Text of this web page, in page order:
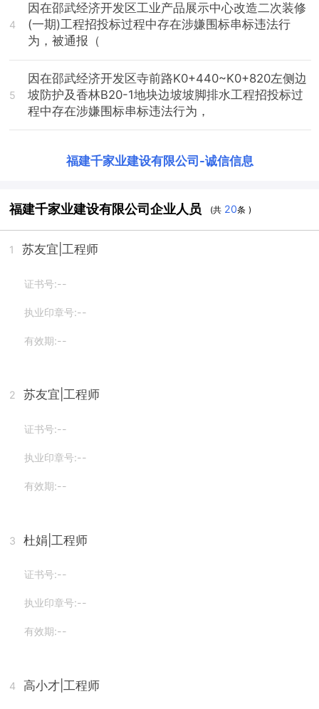
4
因在邵武经济开发区工业产品展示中心改造二次装修
(一期)工程招投标过程中存在涉嫌围标串标违法行
为，被通报（
5
因在邵武经济开发区寺前路K0+440~K0+820左侧边
坡防护及香林B20-1地块边坡坡脚排水工程招投标过
程中存在涉嫌围标串标违法行为，
福建千家业建设有限公司 -诚信信息
福建千家业建设有限公司企业人员 (共 20条 )
1 苏友宜 |工程师
证书号:--
执业印章号:--
有效期:--
2 苏友宜 |工程师
证书号:--
执业印章号:--
有效期:--
3 杜娟 |工程师
证书号:--
执业印章号:--
有效期:--
4 高小才 |工程师